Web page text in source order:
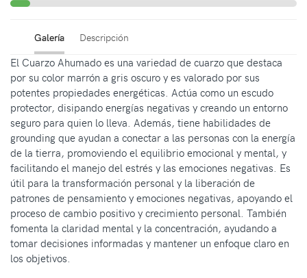
Galería Descripción
El Cuarzo Ahumado es una variedad de cuarzo que destaca
por su color marrón a gris oscuro y es valorado por sus
potentes propiedades energéticas. Actúa como un escudo
protector, disipando energías negativas y creando un entorno
seguro para quien lo lleva. Además, tiene habilidades de
grounding que ayudan a conectar a las personas con la energía
de la tierra, promoviendo el equilibrio emocional y mental, y
facilitando el manejo del estrés y las emociones negativas. Es
útil para la transformación personal y la liberación de
patrones de pensamiento y emociones negativas, apoyando el
proceso de cambio positivo y crecimiento personal. También
fomenta la claridad mental y la concentración, ayudando a
tomar decisiones informadas y mantener un enfoque claro en
los objetivos.